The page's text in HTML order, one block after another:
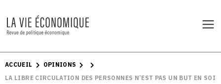
ACCUEIL
OPINIONS
LA LIBRE CIRCULATION DES PERSONNES N’EST PAS UN BUT EN SOI